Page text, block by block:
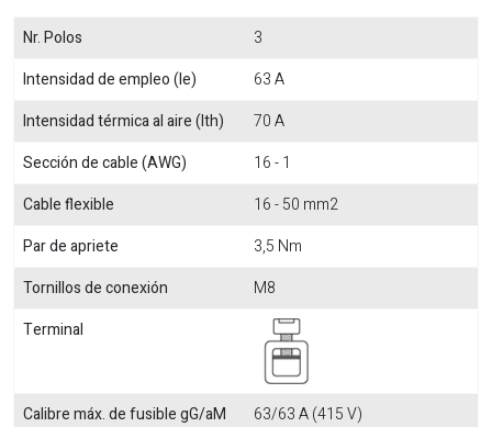
Nr. Polos
3
Intensidad de empleo (Ie)
63 A
Intensidad térmica al aire (Ith)
70 A
Sección de cable (AWG)
16 - 1
Cable flexible
16 - 50 mm2
Par de apriete
3,5 Nm
Tornillos de conexión
M8
Terminal
Calibre máx. de fusible gG/aM
63/63 A (415 V)